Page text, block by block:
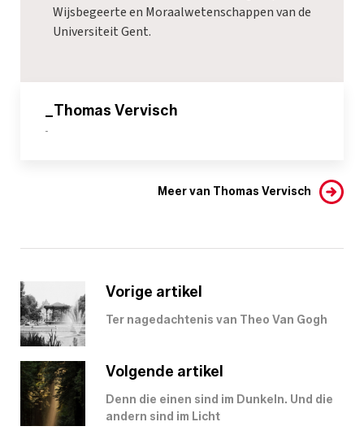
Wijsbegeerte en Moraalwetenschappen van de
Universiteit Gent.
_Thomas Vervisch
-
Meer van Thomas Vervisch
Vorige artikel
Ter nagedachtenis van Theo Van Gogh
Volgende artikel
Denn die einen sind im Dunkeln. Und die
andern sind im Licht